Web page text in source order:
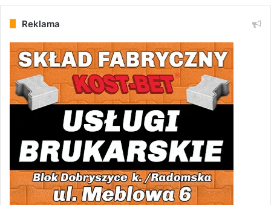
Reklama